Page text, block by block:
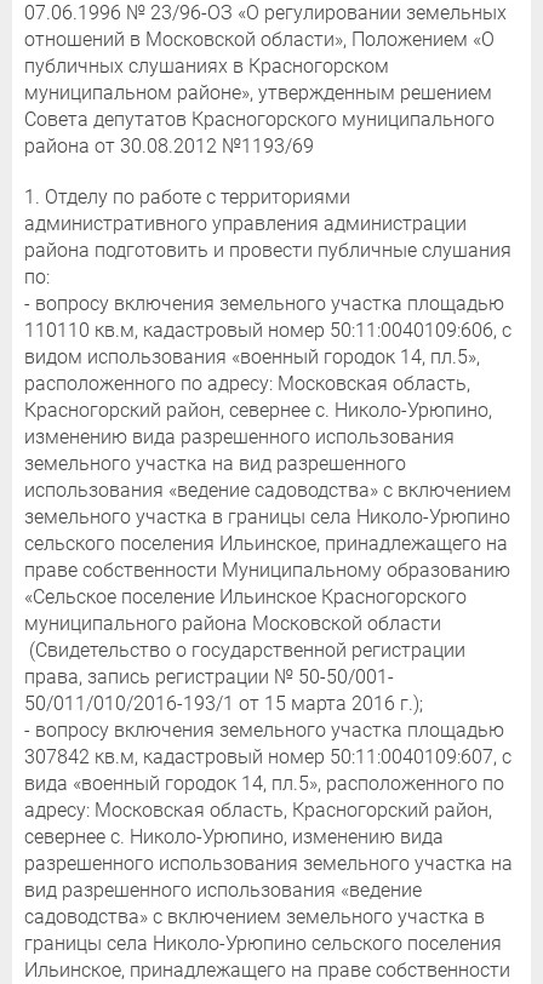
07.06.1996 № 23/96-ОЗ «О регулировании земельных
отношений в Московской области», Положением «О
публичных слушаниях в Красногорском
муниципальном районе», утвержденным решением
Совета депутатов Красногорского муниципального
района от 30.08.2012 №1193/69
1. Отделу по работе с территориями
административного управления администрации
района подготовить и провести публичные слушания
по:
- вопросу включения земельного участка площадью
110110 кв.м, кадастровый номер 50:11:0040109:606, с
видом использования «военный городок 14, пл.5»,
расположенного по адресу: Московская область,
Красногорский район, севернее с. Николо-Урюпино,
изменению вида разрешенного использования
земельного участка на вид разрешенного
использования «ведение садоводства» с включением
земельного участка в границы села Николо-Урюпино
сельского поселения Ильинское, принадлежащего на
праве собственности Муниципальному образованию
«Сельское поселение Ильинское Красногорского
муниципального района Московской области
(Свидетельство о государственной регистрации
права, запись регистрации № 50-50/001-
50/011/010/2016-193/1 от 15 марта 2016 г.);
- вопросу включения земельного участка площадью
307842 кв.м, кадастровый номер 50:11:0040109:607, с
вида «военный городок 14, пл.5», расположенного по
адресу: Московская область, Красногорский район,
севернее с. Николо-Урюпино, изменению вида
разрешенного использования земельного участка на
вид разрешенного использования «ведение
садоводства» с включением земельного участка в
границы села Николо-Урюпино сельского поселения
Ильинское, принадлежащего на праве собственности